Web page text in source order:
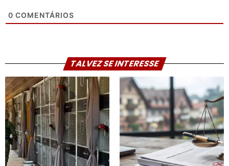
0 COMENTÁRIOS
TALVEZ SE INTERESSE